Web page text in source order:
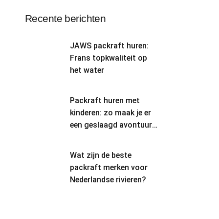
Recente berichten
JAWS packraft huren:
Frans topkwaliteit op
het water
Packraft huren met
kinderen: zo maak je er
een geslaagd avontuur
Wat zijn de beste
packraft merken voor
Nederlandse rivieren?